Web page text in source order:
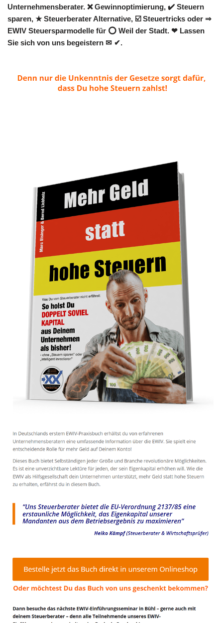
Unternehmensberater. ❌ Gewinnoptimierung, ✔️ Steuern
sparen, ★ Steuerberater Alternative, ☑️ Steuertricks oder ⇒
EWIV Steuersparmodelle für ⭕ Weil der Stadt. ❤ Lassen
Sie sich von uns begeistern ✉ ✔.